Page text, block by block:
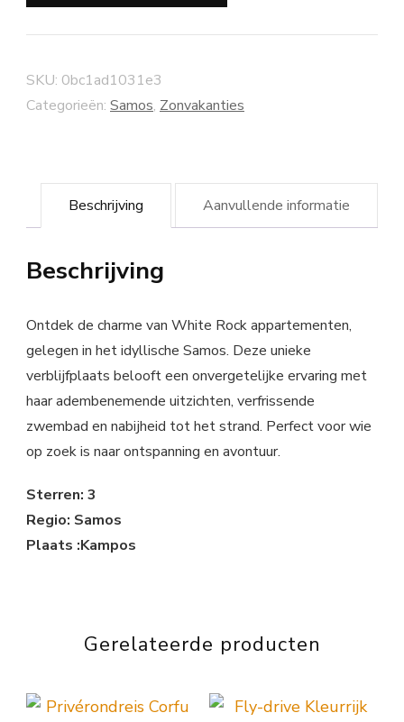
SKU: 0bc1ad1031e3
Categorieën: Samos, Zonvakanties
Beschrijving Aanvullende informatie
Beschrijving
Ontdek de charme van White Rock appartementen,
gelegen in het idyllische Samos. Deze unieke
verblijfplaats belooft een onvergetelijke ervaring met
haar adembenemende uitzichten, verfrissende
zwembad en nabijheid tot het strand. Perfect voor wie
op zoek is naar ontspanning en avontuur.
Sterren: 3
Regio: Samos
Plaats :Kampos
Gerelateerde producten